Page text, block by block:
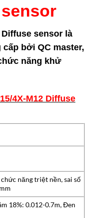
Diffuse sensor là
bởi QC master,
năng khử
4X-M12 Diffuse
năng triệt nền, sai số
18%: 0.012-0.7m, Đen